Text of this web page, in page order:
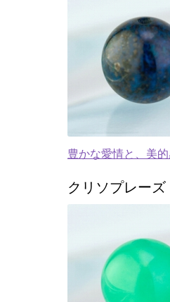
豊かな愛情と、美
クリソプレーズ